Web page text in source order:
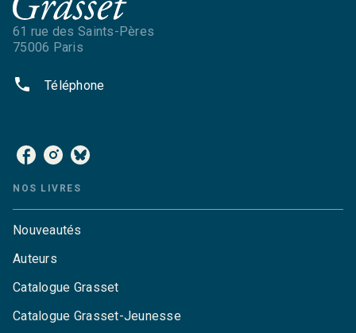
61 rue des Saints-Pères
75006 Paris
phone Téléphone
NOS LIVRES
Nouveautés
Auteurs
Catalogue Grasset
Catalogue Grasset-Jeunesse